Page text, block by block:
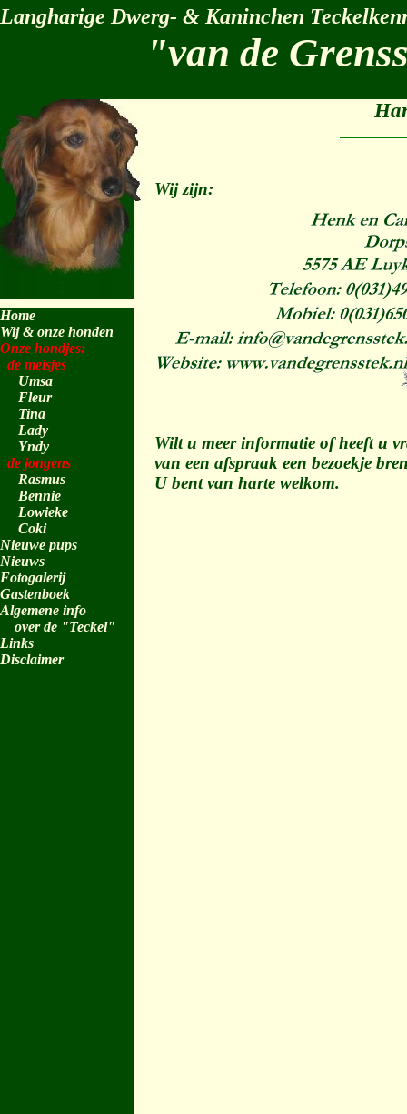
Langharige Dwerg- & Kaninchen
"van de
Home
Wij & onze honden
Onze hondjes:
de meisjes
Umsa
Fleur
Tina
Lady
Yndy
de jongens
Rasmus
Bennie
Lowieke
Coki
Nieuwe pups
Nieuws
Fotogalerij
Gastenboek
Algemene info
over de "Teckel"
Links
Disclaimer
Wij zijn:
Wilt u meer informatie of heeft u
van een afspraak een bezoekje
U bent van harte welkom.